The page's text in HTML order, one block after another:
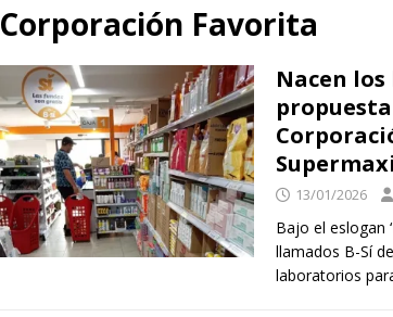
Corporación Favorita
Nacen los
Supermaxi
13/01/2026
Bajo el eslogan
llamados B-Sí
laboratorios